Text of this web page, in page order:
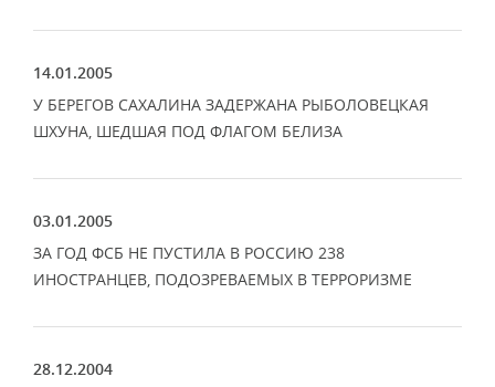
14.01.2005
У БЕРЕГОВ САХАЛИНА ЗАДЕРЖАНА РЫБОЛОВЕЦКАЯ
ШХУНА, ШЕДШАЯ ПОД ФЛАГОМ БЕЛИЗА
03.01.2005
ЗА ГОД ФСБ НЕ ПУСТИЛА В РОССИЮ 238
ИНОСТРАНЦЕВ, ПОДОЗРЕВАЕМЫХ В ТЕРРОРИЗМЕ
28.12.2004